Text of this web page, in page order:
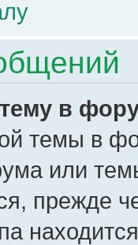
в
темы в
или
прежде